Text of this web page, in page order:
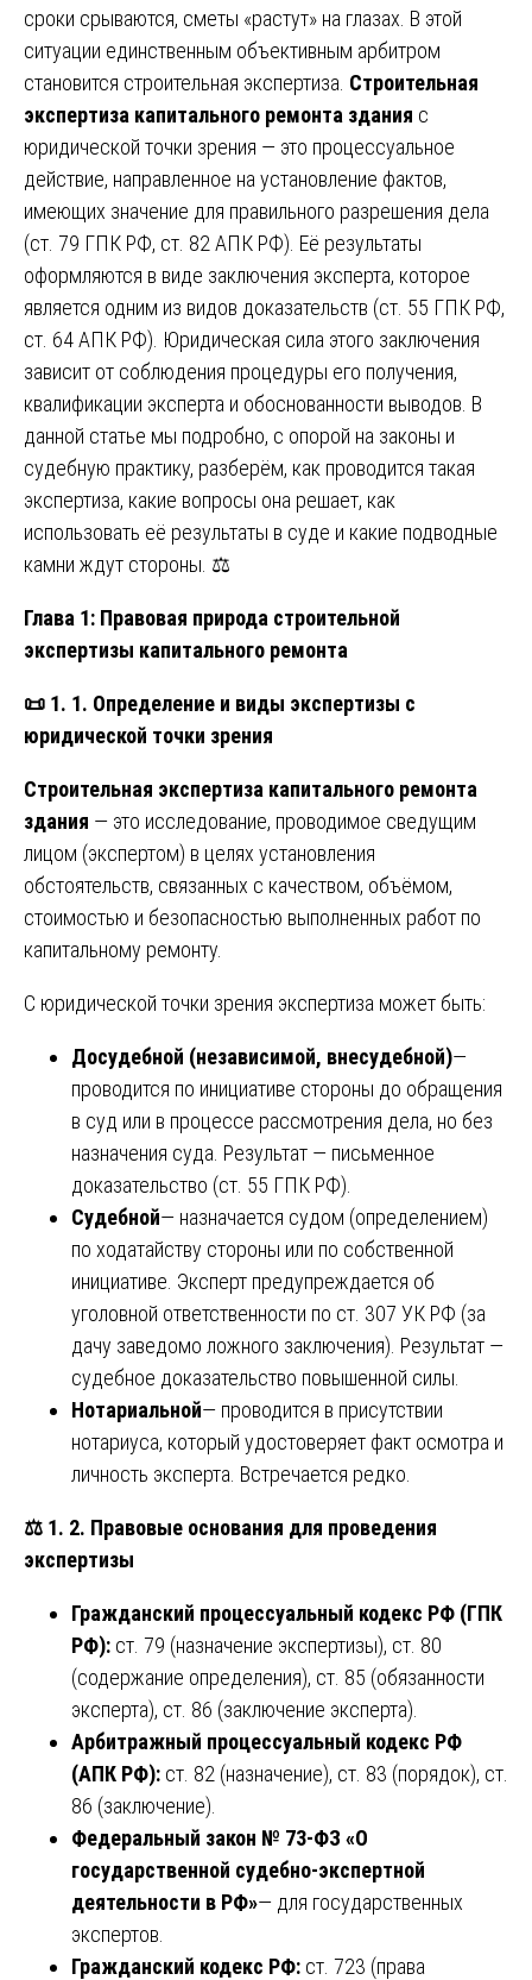
сроки срываются, сметы «растут» на глазах. В этой
ситуации единственным объективным арбитром
становится строительная экспертиза. Строительная
экспертиза капитального ремонта здания с
юридической точки зрения — это процессуальное
действие, направленное на установление фактов,
имеющих значение для правильного разрешения дела
(ст. 79 ГПК РФ, ст. 82 АПК РФ). Её результаты
оформляются в виде заключения эксперта, которое
является одним из видов доказательств (ст. 55 ГПК РФ,
ст. 64 АПК РФ). Юридическая сила этого заключения
зависит от соблюдения процедуры его получения,
квалификации эксперта и обоснованности выводов. В
данной статье мы подробно, с опорой на законы и
судебную практику, разберём, как проводится такая
экспертиза, какие вопросы она решает, как
использовать её результаты в суде и какие подводные
камни ждут стороны. ⚖️
Глава 1: Правовая природа строительной
экспертизы капитального ремонта
📜 1. 1. Определение и виды экспертизы с
юридической точки зрения
Строительная экспертиза капитального ремонта
здания — это исследование, проводимое сведущим
лицом (экспертом) в целях установления
обстоятельств, связанных с качеством, объёмом,
стоимостью и безопасностью выполненных работ по
капитальному ремонту.
С юридической точки зрения экспертиза может быть:
Досудебной (независимой, внесудебной)—
проводится по инициативе стороны до обращения
в суд или в процессе рассмотрения дела, но без
назначения суда. Результат — письменное
доказательство (ст. 55 ГПК РФ).
Судебной— назначается судом (определением)
по ходатайству стороны или по собственной
инициативе. Эксперт предупреждается об
уголовной ответственности по ст. 307 УК РФ (за
дачу заведомо ложного заключения). Результат —
судебное доказательство повышенной силы.
Нотариальной— проводится в присутствии
нотариуса, который удостоверяет факт осмотра и
личность эксперта. Встречается редко.
⚖️ 1. 2. Правовые основания для проведения
экспертизы
Гражданский процессуальный кодекс РФ (ГПК
РФ): ст. 79 (назначение экспертизы), ст. 80
(содержание определения), ст. 85 (обязанности
эксперта), ст. 86 (заключение эксперта).
Арбитражный процессуальный кодекс РФ
(АПК РФ): ст. 82 (назначение), ст. 83 (порядок), ст.
86 (заключение).
Федеральный закон № 73-ФЗ «О
государственной судебно-экспертной
деятельности в РФ»— для государственных
экспертов.
Гражданский кодекс РФ: ст. 723 (права